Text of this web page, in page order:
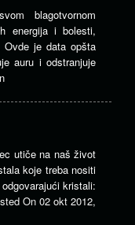
blagotvornom
energija i bolesti,
Ovde je data opšta
auru i odstranjuje
utiče na naš život
koje treba nositi
kristali:
On 02 okt 2012,